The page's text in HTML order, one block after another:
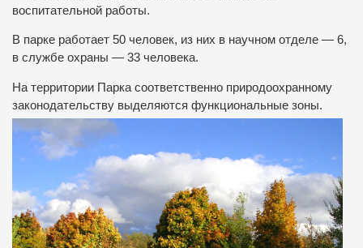
воспитательной работы.
В парке работает 50 человек, из них в научном отделе — 6,
в службе охраны — 33 человека.
На территории Парка соответственно природоохранному
законодательству выделяются функциональные зоны.